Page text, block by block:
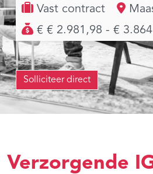
Vast contract
€ € 2.981,98 - €
Solliciteer direct
Verzorgende